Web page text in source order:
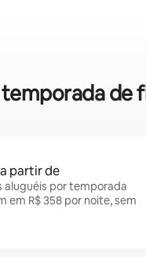
partir de
aluguéis por temporada
em R$ 358 por noite, sem